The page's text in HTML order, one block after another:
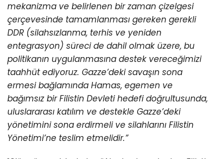
mekanizma ve belirlenen bir zaman çizelgesi
çerçevesinde tamamlanması gereken gerekli
DDR (silahsızlanma, terhis ve yeniden
entegrasyon) süreci de dahil olmak üzere, bu
politikanın uygulanmasına destek vereceğimizi
taahhüt ediyoruz. Gazze’deki savaşın sona
ermesi bağlamında Hamas, egemen ve
bağımsız bir Filistin Devleti hedefi doğrultusunda,
uluslararası katılım ve destekle Gazze’deki
yönetimini sona erdirmeli ve silahlarını Filistin
Yönetimi’ne teslim etmelidir.”